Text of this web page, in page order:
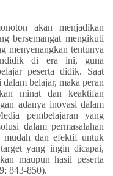
akan menjadikan
bersemangat mengikuti
menyenangkan tentunya
di era ini, guna
peserta didik. Saat
belajar, maka peran
minat dan keaktifan
adanya inovasi dalam
pembelajaran yang
dalam permasalahan
mudah dan efektif untuk
yang ingin dicapai,
maupun hasil peserta
843-850).